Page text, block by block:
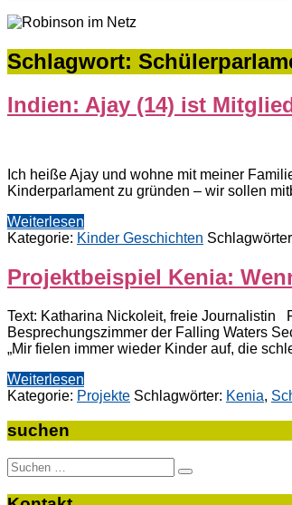
Schlagwort:
Indien: Ajay (14) ist
Ich heiße Ajay und wohne mit meiner
Kinderparlament zu gründen – wir sollen
Weiterlesen
Kategorie: Kinder Geschichten
Projektbeispiel Kenia:
Text: Katharina Nickoleit, freie Journalistin
Besprechungszimmer der Falling Waters
„Mir fielen immer wieder Kinder auf, die
Weiterlesen
Kategorie: Projekte Schlagwörter: Kenia,
suchen
Suche
nach: